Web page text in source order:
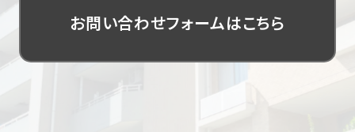
お問い合わせフォームはこちら